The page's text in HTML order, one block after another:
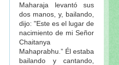
Maharaja levantó sus
dos manos, y, bailando,
dijo: "Este es el lugar de
nacimiento de mi Señor
Chaitanya
Mahaprabhu.” Él estaba
bailando y cantando,